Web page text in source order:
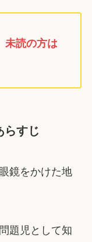
未読の方は
らすじ
鏡をかけた地
題児として知